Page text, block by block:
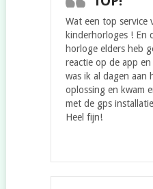
Wat een top service
kinderhorloges ! En
horloge elders heb
reactie op de app
was ik al dagen aan
oplossing en kwam
met de gps
Heel fijn!